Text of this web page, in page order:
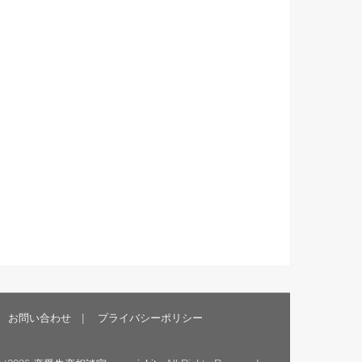
お問い合わせ プライバシーポリシー